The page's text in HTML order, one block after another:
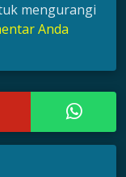
mengurangi
Anda